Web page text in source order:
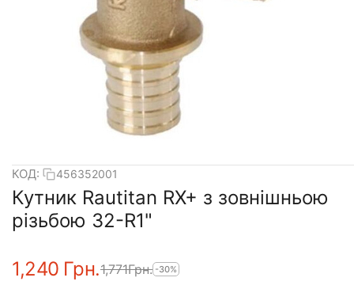
КОД: 456352001
Кутник Rautitan RX+ з зовнішньою
різьбою 32-R1"
1,240 Грн.1,771Грн. -30%